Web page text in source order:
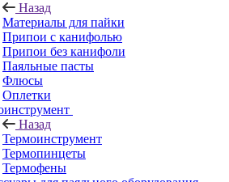
Назад
Материалы для пайки
Припои с канифолью
Припои без канифоли
Паяльные пасты
Флюсы
Оплетки
Назад
Термоинструмент
Термопинцеты
Термофены